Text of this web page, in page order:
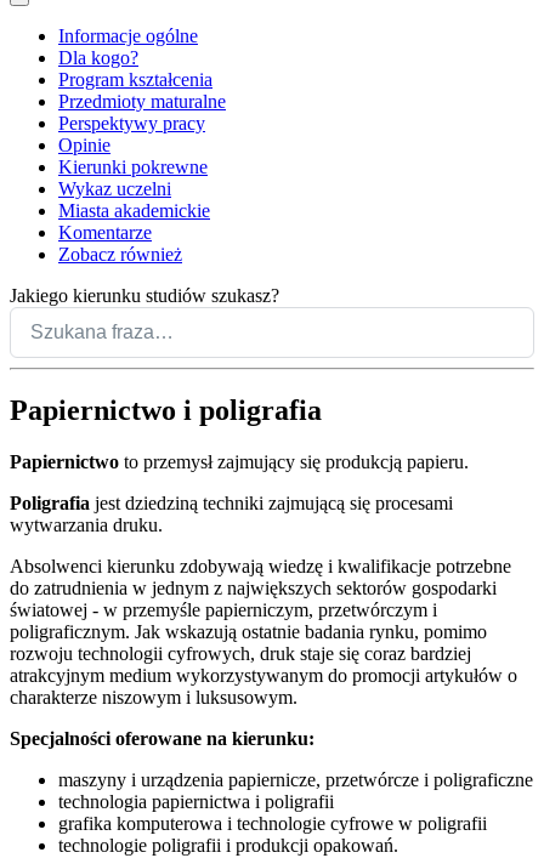
Informacje ogólne
Dla kogo?
Program kształcenia
Przedmioty maturalne
Perspektywy pracy
Opinie
Kierunki pokrewne
Wykaz uczelni
Miasta akademickie
Komentarze
Zobacz również
Jakiego kierunku studiów szukasz?
Papiernictwo i poligrafia
Papiernictwo to przemysł zajmujący się produkcją papieru.
Poligrafia jest dziedziną techniki zajmującą się procesami
wytwarzania druku.
Absolwenci kierunku zdobywają wiedzę i kwalifikacje potrzebne
do zatrudnienia w jednym z największych sektorów gospodarki
światowej - w przemyśle papierniczym, przetwórczym i
poligraficznym. Jak wskazują ostatnie badania rynku, pomimo
rozwoju technologii cyfrowych, druk staje się coraz bardziej
atrakcyjnym medium wykorzystywanym do promocji artykułów o
charakterze niszowym i luksusowym.
Specjalności oferowane na kierunku:
maszyny i urządzenia papiernicze, przetwórcze i poligraficzne
technologia papiernictwa i poligrafii
grafika komputerowa i technologie cyfrowe w poligrafii
technologie poligrafii i produkcji opakowań.